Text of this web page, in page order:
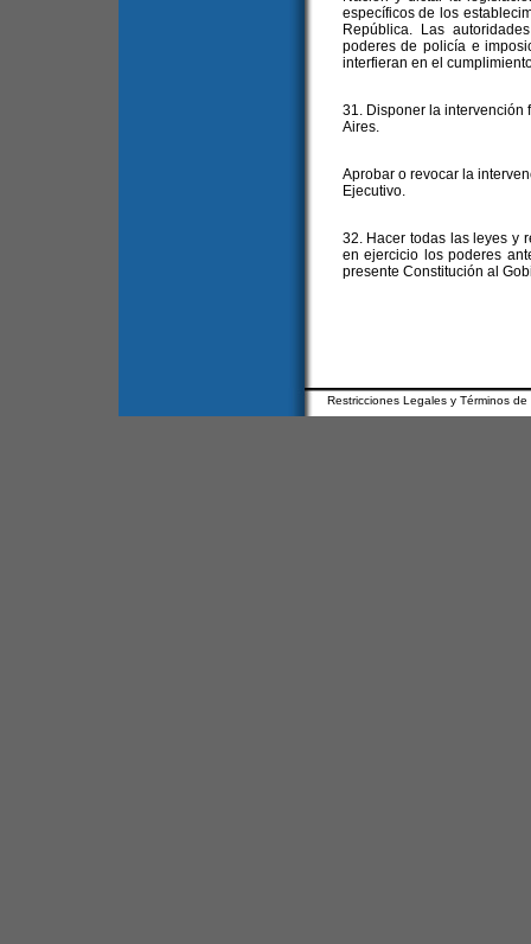
específicos de los
República. Las
poderes de policía e
interfieran en el
31. Disponer la intervención
Aires.
Aprobar o revocar la
Ejecutivo.
32. Hacer todas las leyes y
en ejercicio los poderes
presente Constitución al
Restricciones Legales y Términos de